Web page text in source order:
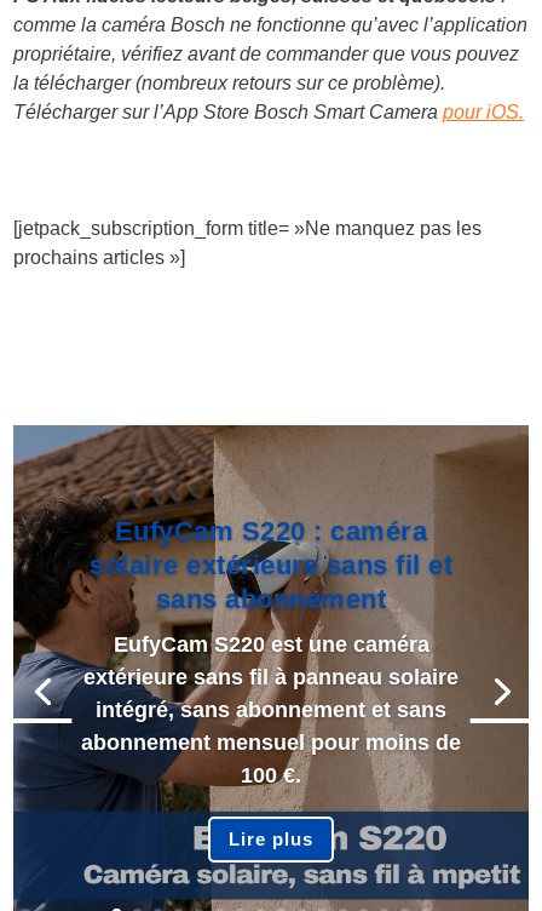
comme la caméra Bosch ne fonctionne qu’avec l’application
propriétaire, vérifiez avant de commander que vous pouvez
la télécharger (nombreux retours sur ce problème).
Télécharger sur l’App Store Bosch Smart Camerapour iOS.
[jetpack_subscription_form title= »Ne manquez pas les
prochains articles »]
EufyCam S220 : caméra
solaire extérieure sans fil et
sans abonnement
EufyCam S220 est une caméra
extérieure sans fil à panneau solaire
intégré, sans abonnement et sans
abonnement mensuel pour moins de
100 €.
Lire plus